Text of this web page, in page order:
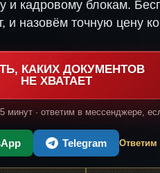
и кадровому блокам.
и назовём точную цену
КАКИХ ДОКУМЕНТОВ
НЕ ХВАТАЕТ
минут · ответим в мессенджере,
Telegram Ответим